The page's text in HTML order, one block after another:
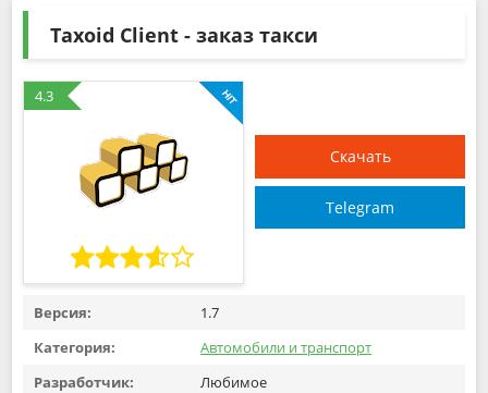
Taxoid Client - заказ такси
4.3
Скачать
Telegram
Версия:
1.7
Категория:
Автомобили и транспорт
Разработчик:
Любимое